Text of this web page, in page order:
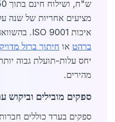
מציעים אחריות של שנה
איכות ISO 9001. בהשוואה ל-
ברהט או חיתוך ברזל
יחס עלות-תועלת גבוה
מהירים.
ספקים מובילים וביקוש
ספקים בערד כוללים